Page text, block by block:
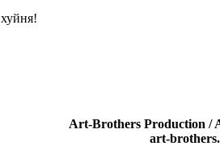
хуйня!
Art-Brothers Production /
art-